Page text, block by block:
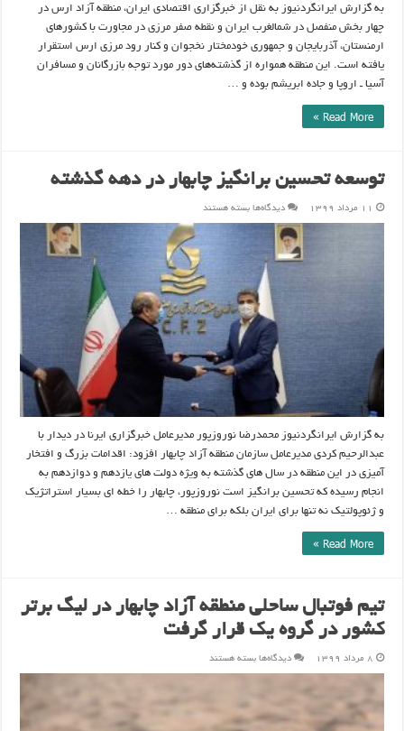
به گزارش ایرانگردنیوز به نقل از خبرگزاری اقتصادی ایران، منطقه آزاد ارس در
چهار بخش منفصل در شمالغرب ایران و نقطه صفر مرزی در مجاورت با کشور‌های
ارمنستان، آذربایجان و جمهوری خودمختار نخجوان و کنار رود مرزی ارس استقرار
یافته است. این منطقه همواره از گذشته‌های دور مورد توجه بازرگانان و مسافران
آسیا ـ اروپا و جاده ابریشم بوده و …
Read More »
توسعه تحسین برانگیز چابهار در دهه گذشته
۱۱ مرداد ۱۳۹۹ دیدگاه‌هابرای
بسته هستند
به گزارش ایرانگردنیوز محمدرضا نوروزپور مدیرعامل خبرگزاری ایرنا در دیدار با
عبدالرحیم کردی مدیرعامل سازمان منطقه آزاد چابهار افزود: اقدامات بزرگ و افتخار
آمیزی در این منطقه در سال های گذشته به ویژه دولت های یازدهم و دوازدهم به
انجام رسیده که تحسین برانگیز است نوروزپور، چابهار را خطه ای بسیار استراتژیک
و ژئوپولتیک نه تنها برای ایران بلکه برای منطقه …
Read More »
تیم فوتبال ساحلی منطقه آزاد چابهار در لیگ برتر
کشور در گروه یک قرار گرفت
۸ مرداد ۱۳۹۹ دیدگاه‌هابرای
آزاد
چابهار
بسته هستند